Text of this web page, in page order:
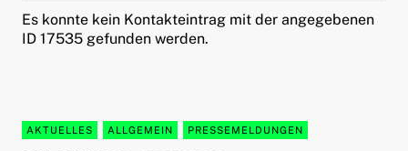
Es konnte kein Kontakteintrag mit der angegebenen
ID 17535 gefunden werden.
AKTUELLES ALLGEMEIN PRESSEMELDUNGEN